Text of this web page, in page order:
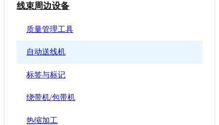
线束周边设备
质量管理工具
自动送线机
标签与标记
绕带机/包带机
热缩加工